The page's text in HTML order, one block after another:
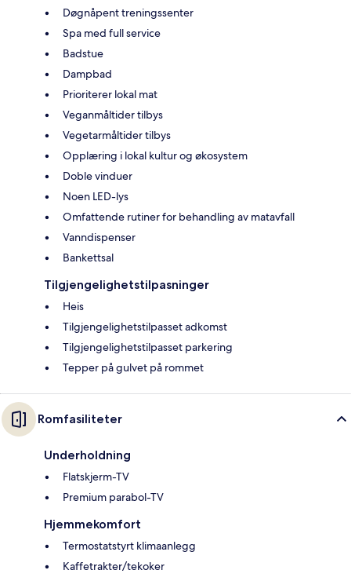
Døgnåpent treningssenter
Spa med full service
Badstue
Dampbad
Prioriterer lokal mat
Veganmåltider tilbys
Vegetarmåltider tilbys
Opplæring i lokal kultur og økosystem
Doble vinduer
Noen LED-lys
Omfattende rutiner for behandling av matavfall
Vanndispenser
Bankettsal
Tilgjengelighetstilpasninger
Heis
Tilgjengelighetstilpasset adkomst
Tilgjengelighetstilpasset parkering
Tepper på gulvet på rommet
Romfasiliteter
Underholdning
Flatskjerm-TV
Premium parabol-TV
Hjemmekomfort
Termostatstyrt klimaanlegg
Kaffetrakter/tekoker